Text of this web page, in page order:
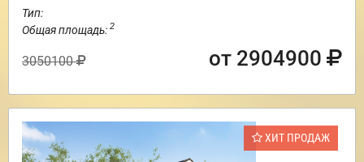
Тип:
Общая площадь: 2
3050100 от 2904900
ХИТ ПРОДАЖ